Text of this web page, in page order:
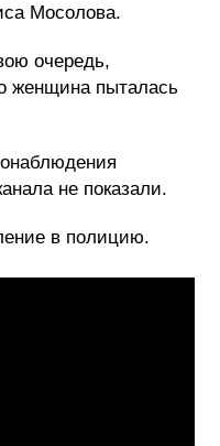
Мосолова.
очередь,
женщина пыталась
не показали.
в полицию.